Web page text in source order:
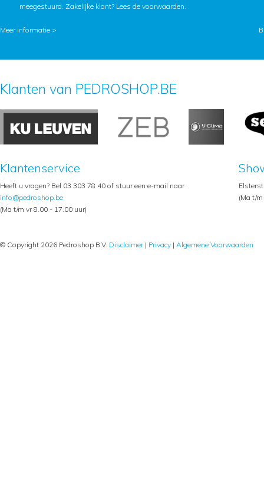
meegestuurd. Zakelijke klant? Lees de voorwaarden.
Meer informatie >
Klanten van PEDROSHOP.BE
Klantenservice
Heeft u vragen? Bel 03 303 78 40 of stuur een e-mail naar
info@pedroshop.be
(Ma t/m vr 8.00 - 17.00 uur)
(Ma t/
© Copyright 2026 Pedroshop B.V. Disclaimer| Privacy | Algemene Voorwaarden